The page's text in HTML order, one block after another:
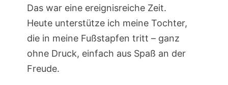
Das war eine ereignisreiche Zeit.
Heute unterstütze ich meine Tochter,
die in meine Fußstapfen tritt – ganz
ohne Druck, einfach aus Spaß an der
Freude.